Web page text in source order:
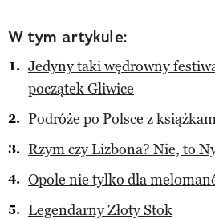
W tym artykule:
Jedyny taki wędrowny
początek Gliwice
Podróże po Polsce z
Rzym czy Lizbona? Nie, to
Opole nie tylko dla
Legendarny Złoty Stok